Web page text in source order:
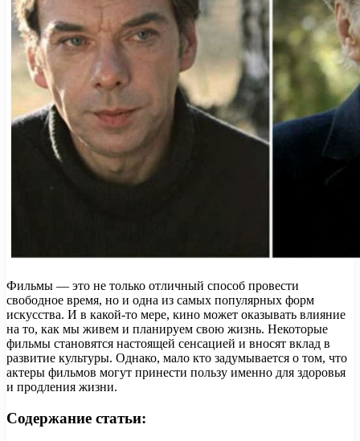
Фильмы — это не только отличный способ провести
свободное время, но и одна из самых популярных форм
искусства. И в какой-то мере, кино может оказывать влияние
на то, как мы живем и планируем свою жизнь. Некоторые
фильмы становятся настоящей сенсацией и вносят вклад в
развитие культуры. Однако, мало кто задумывается о том, что
актеры фильмов могут принести пользу именно для здоровья
и продления жизни.
Содержание статьи: